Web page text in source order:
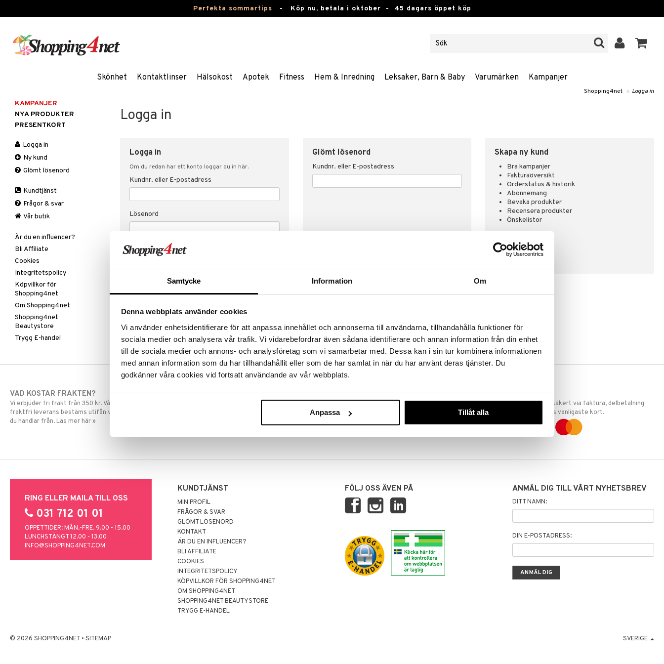
Samtycke Information Om
Denna webbplats använder cookies
Vi använder enhetsidentifierare för att anpassa innehållet och annonserna till användarna, tillhandahålla funktioner för
sociala medier och analysera vår trafik. Vi vidarebefordrar även sådana identifierare och annan information från din enhet
till de sociala medier och annons- och analysföretag som vi samarbetar med. Dessa kan i sin tur kombinera informationen
med annan information som du har tillhandahållit eller som de har samlat in när du har använt deras tjänster. Du
godkänner våra cookies vid fortsatt användande av vår webbplats.
Anpassa Tillåt alla
Perfekta sommartips - Köp nu, betala i oktober - 45 dagars öppet köp
Skönhet Kontaktlinser Hälsokost Apotek Fitness Hem & Inredning Leksaker, Barn & Baby Varumärken Kampanjer
Shopping4net » Logga in
Logga in
Logga in
Om du redan har ett konto loggar du in här.
Kundnr. eller E-postadress
Lösenord
Glömt lösenord
Kundnr. eller E-postadress
Skapa ny kund
Bra kampanjer
Fakturaöversikt
Orderstatus & historik
Abonnemang
Bevaka produkter
Recensera produkter
Önskelistor
SKAPA KUND
KAMPANJER
NYA PRODUKTER
PRESENTKORT
Logga in
Ny kund
Glömt lösenord
Kundtjänst
Frågor & svar
Vår butik
Är du en influencer?
Bli Affiliate
Cookies
Integritetspolicy
Köpvillkor för
Shopping4net
Om Shopping4net
Shopping4net
Beautystore
Trygg E-handel
VAD KOSTAR FRAKTEN?
Vi erbjuder fri frakt från 350 kr. Vår gräns för
fraktfri leverans bestäms utifån vilken avdelning
du handlar från. Läs mer här »
SNABBA LEVERANSER
Beställningar lagda före 14:00 (gäller varor i lager)
GODKÄND AV LÄKEMEDELSVERKET
EU-logotypen är symbolen som visar att vi är
godkända av Läkemedelsverket gällande
TRYGGA KÖP
Handla tryggt & säkert via faktura, delbetalning
eller marknadens vanligaste kort.
RING ELLER MAILA TILL OSS
031 712 01 01
ÖPPETTIDER: MÅN.-FRE. 9.00 - 15.00
LUNCHSTÄNGT 12.00 - 13.00
INFO@SHOPPING4NET.COM
KUNDTJÄNST
MIN PROFIL
FRÅGOR & SVAR
GLÖMT LÖSENORD
KONTAKT
ÄR DU EN INFLUENCER?
BLI AFFILIATE
COOKIES
INTEGRITETSPOLICY
KÖPVILLKOR FÖR SHOPPING4NET
OM SHOPPING4NET
SHOPPING4NET BEAUTYSTORE
TRYGG E-HANDEL
FÖLJ OSS ÄVEN PÅ ANMÄL DIG TILL VÅRT NYHETSBREV
DITT NAMN:
DIN E-POSTADRESS:
© 2026 SHOPPING4NET • SITEMAP SVERIGE